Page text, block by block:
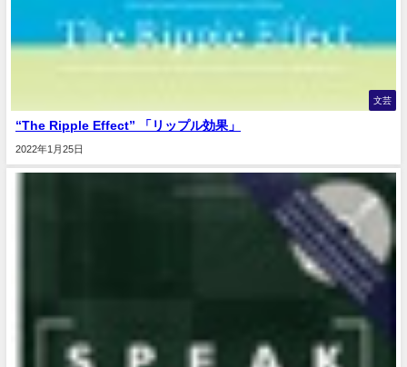
文芸
“The Ripple Effect” 「リップル効果」
2022年1月25日